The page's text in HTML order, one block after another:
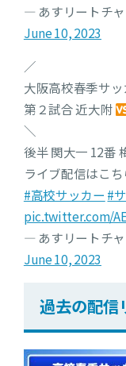
— あすリートチャ
June 10, 2023
／
大阪高校春季サッ
第２試合 近大附
＼
後半 関大一 12番
ライブ配信はこ
#高校サッカー #
pic.twitter.com/
— あすリートチャ
June 10, 2023
過去の配信